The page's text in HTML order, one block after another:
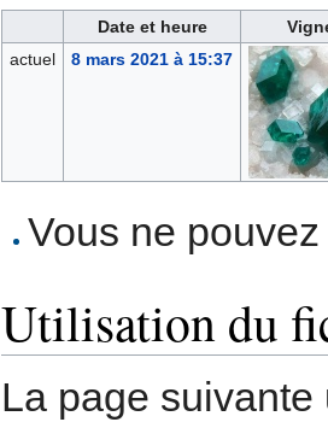
Date et heure
actuel
8 mars 2021 à 15:37
Vous ne
Utilisation du
La page